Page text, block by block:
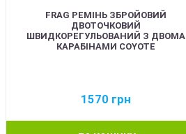
FRAG РЕМІНЬ ЗБРОЙОВИЙ
ДВОТОЧКОВИЙ
ШВИДКОРЕГУЛЬОВАНИЙ З ДВОМА
КАРАБІНАМИ COYOTE
1570 грн